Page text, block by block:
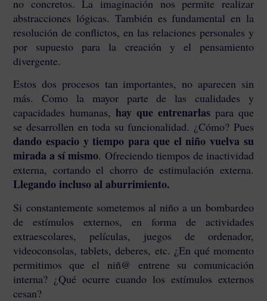
no concretos. La imaginación nos permite realizar
abstracciones lógicas. También es fundamental en la
resolución de conflictos, en las relaciones personales y
por supuesto para la creación y el pensamiento
divergente.
Estos dos procesos tan importantes, no aparecen sin
más. Como la mayor parte de las cualidades y
capacidades humanas, hay que entrenarlaspara que
se desarrollen en toda su funcionalidad. ¿Cómo? Pues
dando espacio y tiempo para que el niño vuelva su
mirada a sí mismo. Ofreciendo tiempos de inactividad
externa, cortando el chorro de estimulación externa.
Llegando incluso al aburrimiento.
Si constantemente sometemos al niño a un bombardeo
de estímulos externos, en forma de actividades
extraescolares, películas, juegos de ordenador,
videoconsolas, tablets, deberes, etc. ¿En qué momento
permitimos que el niñ@ entrene su comunicación
interna? ¿Qué ocurre cuando los estímulos externos
cesan?